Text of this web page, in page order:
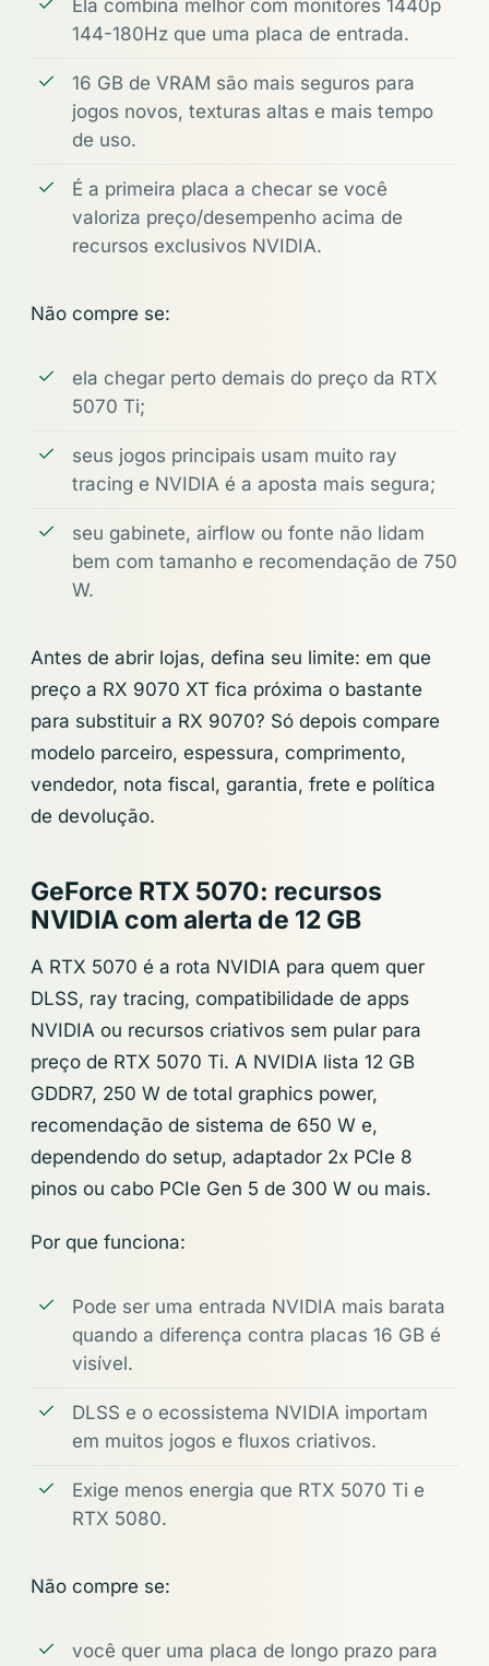
Ela combina melhor com monitores 1440p
144-180Hz que uma placa de entrada.
16 GB de VRAM são mais seguros para
jogos novos, texturas altas e mais tempo
de uso.
É a primeira placa a checar se você
valoriza preço/desempenho acima de
recursos exclusivos NVIDIA.
Não compre se:
ela chegar perto demais do preço da RTX
5070 Ti;
seus jogos principais usam muito ray
tracing e NVIDIA é a aposta mais segura;
seu gabinete, airflow ou fonte não lidam
bem com tamanho e recomendação de 750
W.
Antes de abrir lojas, defina seu limite: em que
preço a RX 9070 XT fica próxima o bastante
para substituir a RX 9070? Só depois compare
modelo parceiro, espessura, comprimento,
vendedor, nota fiscal, garantia, frete e política
de devolução.
GeForce RTX 5070: recursos
NVIDIA com alerta de 12 GB
A RTX 5070 é a rota NVIDIA para quem quer
DLSS, ray tracing, compatibilidade de apps
NVIDIA ou recursos criativos sem pular para
preço de RTX 5070 Ti. A NVIDIA lista 12 GB
GDDR7, 250 W de total graphics power,
recomendação de sistema de 650 W e,
dependendo do setup, adaptador 2x PCIe 8
pinos ou cabo PCIe Gen 5 de 300 W ou mais.
Por que funciona:
Pode ser uma entrada NVIDIA mais barata
quando a diferença contra placas 16 GB é
visível.
DLSS e o ecossistema NVIDIA importam
em muitos jogos e fluxos criativos.
Exige menos energia que RTX 5070 Ti e
RTX 5080.
Não compre se:
você quer uma placa de longo prazo para